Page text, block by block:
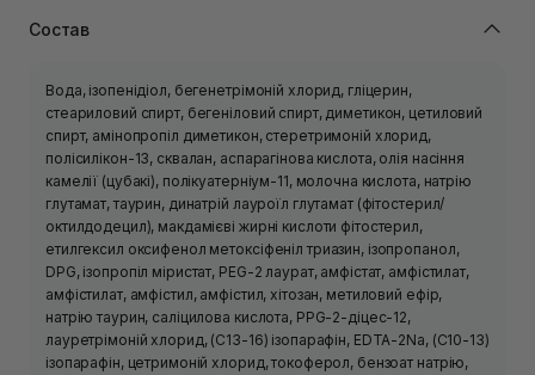
Состав
Вода, ізопенідіол, бегенетрімоній хлорид, гліцерин,
стеариловий спирт, бегеніловий спирт, диметикон, цетиловий
спирт, амінопропіл диметикон, стеретримоній хлорид,
полісилікон-13, сквалан, аспарагінова кислота, олія насіння
камелії (цубакі), полікуатерніум-11, молочна кислота, натрію
глутамат, таурин, динатрій лауроїл глутамат (фітостерил/
октилдодецил), макдамієві жирні кислоти фітостерил,
етилгексил оксифенол метоксіфеніл триазин, ізопропанол,
DPG, ізопропіл міристат, PEG-2 лаурат, амфістат, амфістилат,
амфістилат, амфістил, амфістил, хітозан, метиловий ефір,
натрію таурин, саліцилова кислота, PPG-2-діцес-12,
лауретрімоній хлорид, (C13-16) ізопарафін, EDTA-2Na, (C10-13)
ізопарафін, цетримоній хлорид, токоферол, бензоат натрію,